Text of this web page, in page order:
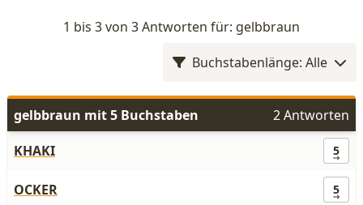
1 bis 3 von 3 Antworten für: gelbbraun
Buchstabenlänge: Alle
gelbbraun mit 5 Buchstaben
2 Antworten
KHAKI
5
OCKER 5